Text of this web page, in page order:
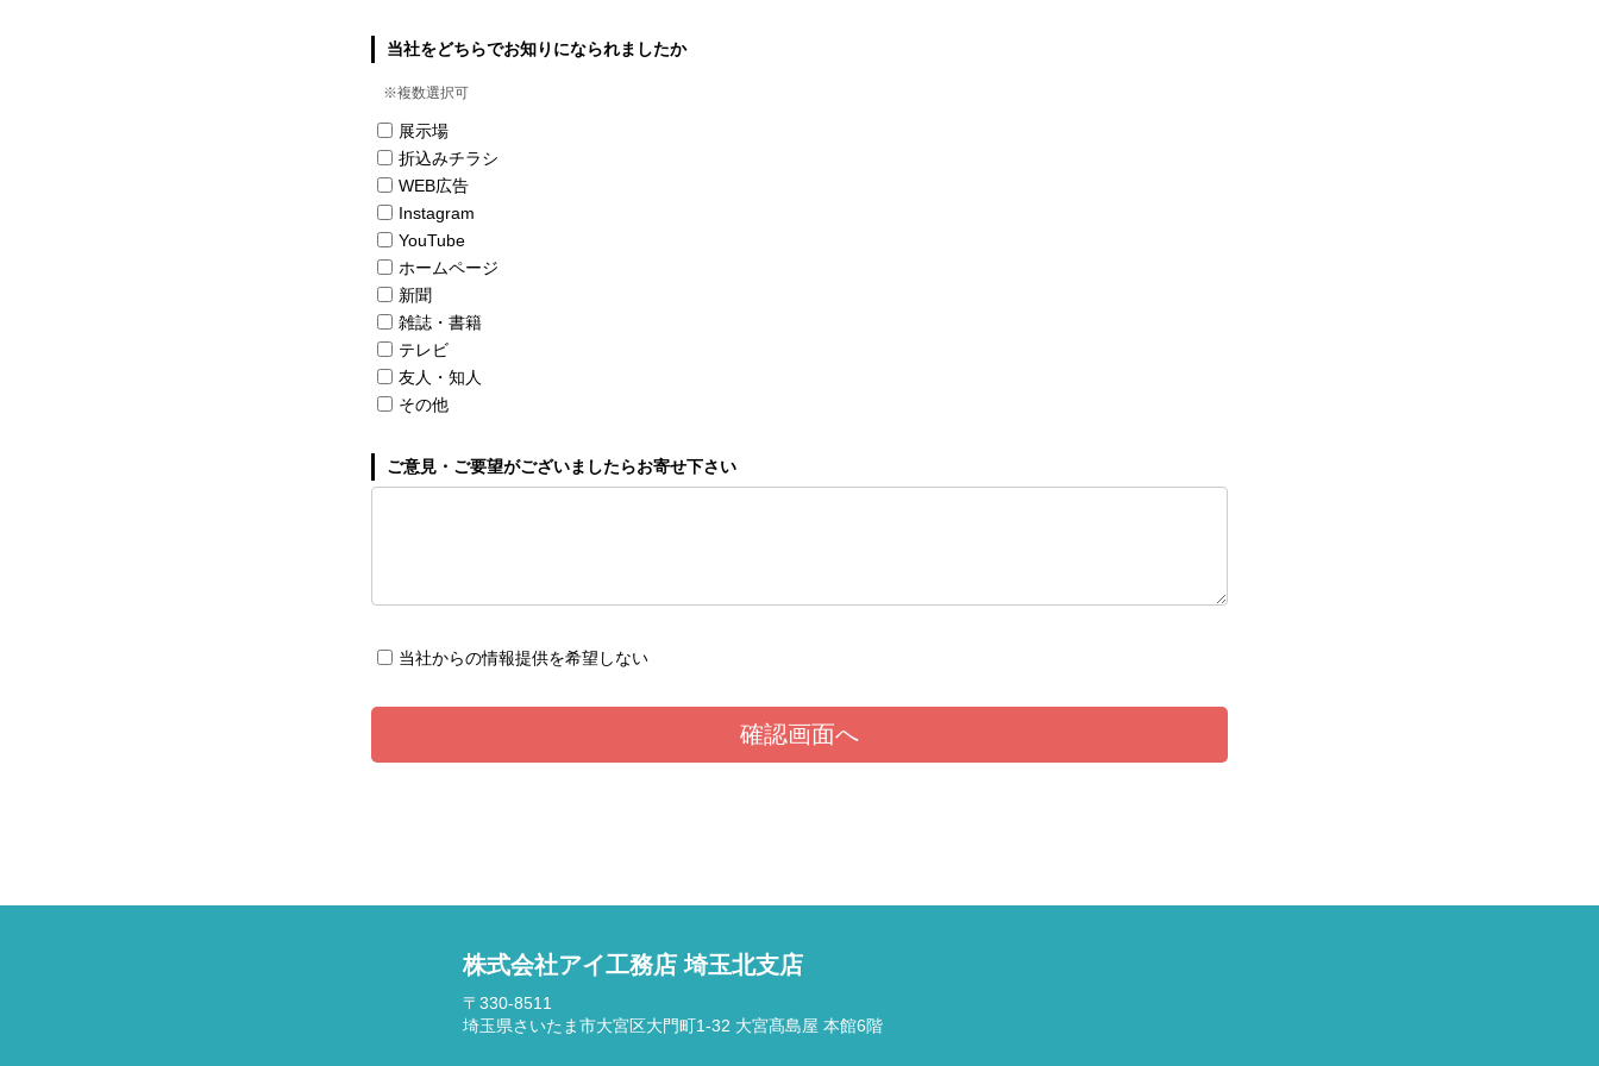
当社をどちらでお知りになられましたか
※複数選択可
展示場
折込みチラシ
WEB広告
Instagram
YouTube
ホームページ
新聞
雑誌・書籍
テレビ
友人・知人
その他
ご意見・ご要望がございましたらお寄せ下さい
当社からの情報提供を希望しない
株式会社アイ工務店 埼玉北支店
〒330-8511
埼玉県さいたま市大宮区大門町1-32 大宮髙島屋 本館6階